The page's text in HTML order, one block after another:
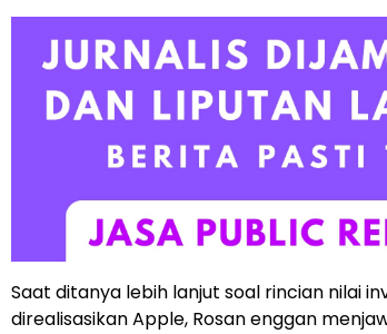
Saat ditanya lebih lanjut soal rincian nilai
direalisasikan Apple, Rosan enggan